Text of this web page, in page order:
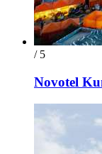
/ 5
Novotel